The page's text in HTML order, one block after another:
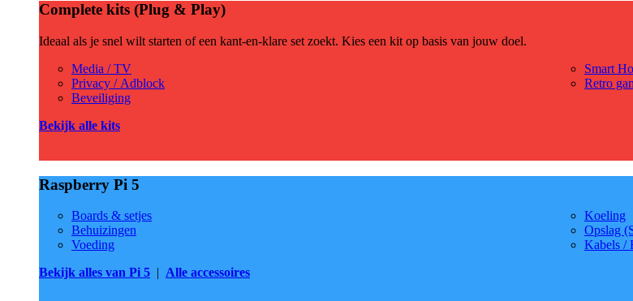
Complete kits (Plug & Play)
Ideaal als je snel wilt starten of een kant-en-klare set zoekt. Kies een kit op basis van jouw doel.
Media / TV
Privacy / Adblock
Beveiliging
Smart
Retro
Bekijk alle kits
Raspberry Pi 5
Boards & setjes
Behuizingen
Voeding
Koeling
Opslag
Kabels /
Bekijk alles van Pi 5 | Alle accessoires